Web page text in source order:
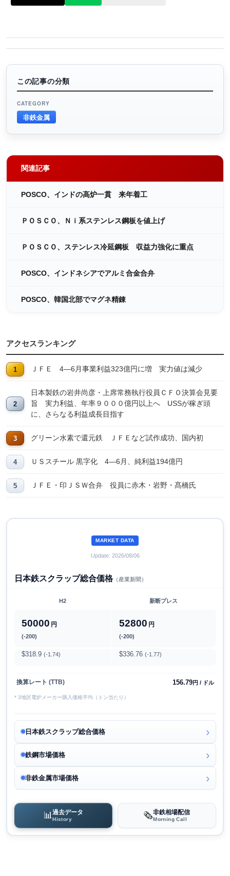
この記事の分類
CATEGORY
非鉄金属
関連記事
POSCO、インドの高炉一貫 来年着工
ＰＯＳＣＯ、Ｎｉ系ステンレス鋼板を値上げ
ＰＯＳＣＯ、ステンレス冷延鋼板 収益力強化に重点
POSCO、インドネシアでアルミ合金合弁
POSCO、韓国北部でマグネ精錬
アクセスランキング
ＪＦＥ 4―6月事業利益323億円に増 実力値は減少
日本製鉄の岩井尚彦・上席常務執行役員ＣＦＯ決算会見要
旨 実力利益、年率９０００億円以上へ USSが稼ぎ頭
に、さらなる利益成長目指す
グリーン水素で還元鉄 ＪＦＥなど試作成功、国内初
ＵＳスチール 黒字化 4―6月、純利益194億円
ＪＦＥ・印ＪＳＷ合弁 役員に赤木・岩野・髙橋氏
MARKET DATA
Update: 2026/08/06
日本鉄スクラップ総合価格（産業新聞）
H2 新断プレス
50000 円
(-200)
52800 円
(-200)
$318.9 (-1.74) $336.76 (-1.77)
換算レート (TTB) 156.79円 / ドル
* 3地区電炉メーカー購入価格平均（トン当たり）
日本鉄スクラップ総合価格
鉄鋼市場価格
非鉄金属市場価格
📊過去データ
History 🗞️非鉄相場配信
Morning Call